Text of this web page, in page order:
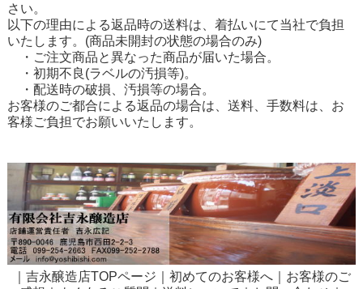
さい。
以下の理由による返品時の送料は、着払いにて当社で負担
いたします。(商品未開封の状態の場合のみ)
・ご注文商品と異なった商品が届いた場合。
・初期不良(ラベルの汚損等)。
・配送時の破損、汚損等の場合。
お客様のご都合による返品の場合は、送料、手数料は、お
客様ご負担でお願いいたします。
吉永醸造店TOPページ 初めてのお客様へ｜ お客様のご